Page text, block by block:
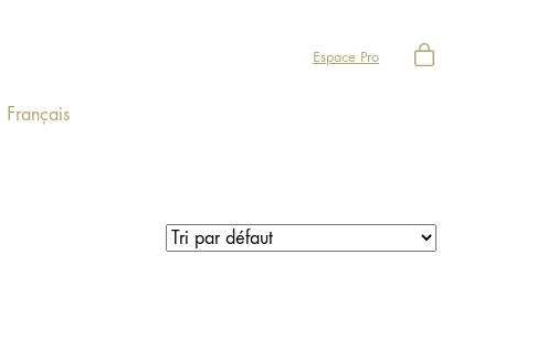
Espace Pro
Français